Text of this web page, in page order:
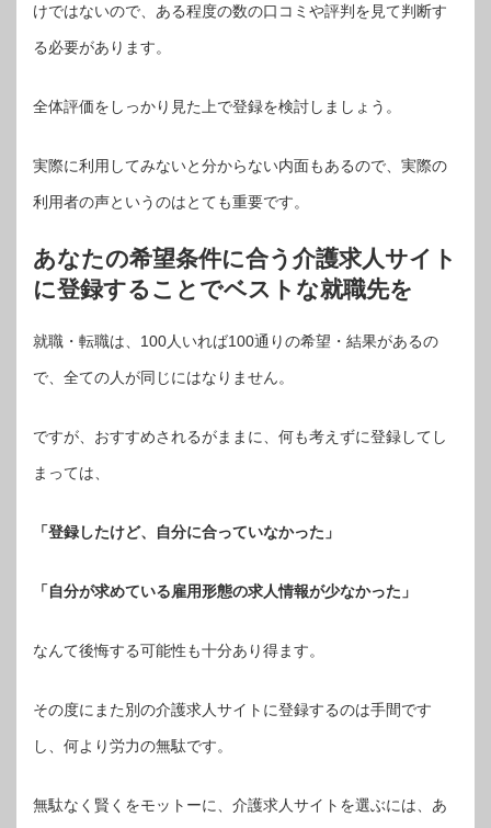
けではないので、ある程度の数の口コミや評判を見て判断す
る必要があります。
全体評価をしっかり見た上で登録を検討しましょう。
実際に利用してみないと分からない内面もあるので、実際の
利用者の声というのはとても重要です。
あなたの希望条件に合う介護求人サイト
に登録することでベストな就職先を
就職・転職は、100人いれば100通りの希望・結果があるの
で、全ての人が同じにはなりません。
ですが、おすすめされるがままに、何も考えずに登録してし
まっては、
「登録したけど、自分に合っていなかった」
「自分が求めている雇用形態の求人情報が少なかった」
なんて後悔する可能性も十分あり得ます。
その度にまた別の介護求人サイトに登録するのは手間です
し、何より労力の無駄です。
無駄なく賢くをモットーに、介護求人サイトを選ぶには、あ